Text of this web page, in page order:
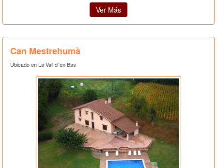
Ver Más
Can Mestrehumà
Ubicado en La Vall d´en Bas